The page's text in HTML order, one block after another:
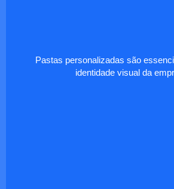
Pastas personalizadas são
identidade visual da